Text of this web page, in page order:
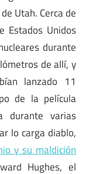
Utah. Cerca de
Estados Unidos
durante
de allí, y
lanzado 11
de la película
durante varias
lo carga diablo,
y su maldición
Hughes, el